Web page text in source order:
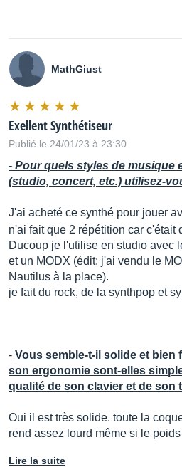
MathGiust
Exellent Synthétiseur
Publié le 24/01/23 à 23:30
- Pour quels styles de musique
(studio, concert, etc.) utilisez-
J'ai acheté ce synthé pour jouer
n'ai fait que 2 répétition car c'était
Ducoup je l'utilise en studio avec
et un MODX (édit: j'ai vendu le
Nautilus à la place).
je fait du rock, de la synthpop et
- Vous semble-t-il solide et bien
son ergonomie sont-elles
qualité de son clavier et de son
Oui il est très solide. toute la
rend assez lourd même si le
Lire la suite